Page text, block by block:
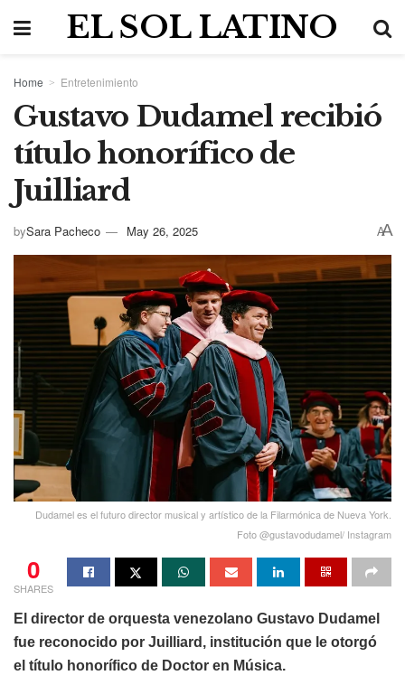
EL SOL LATINO
Home Entretenimiento
Gustavo Dudamel recibió
título honorífico de
Juilliard
bySara Pacheco May 26, 2025 AA
Dudamel es el futuro director musical y artístico de la Filarmónica de Nueva York.
Foto @gustavodudamel/ Instagram
0
SHARES
El director de orquesta venezolano Gustavo Dudamel
fue reconocido por Juilliard, institución que le otorgó
el título honorífico de Doctor en Música.